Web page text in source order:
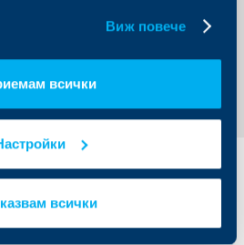
Виж повече
всички
всички
новини
Бизнес
клиенти